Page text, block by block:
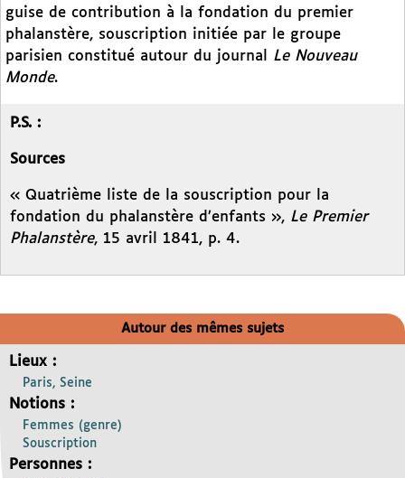
guise de contribution à la fondation du premier
phalanstère, souscription initiée par le groupe
parisien constitué autour du journal Le Nouveau
Monde.
P.S. :
Sources
« Quatrième liste de la souscription pour la
fondation du phalanstère d’enfants », Le Premier
Phalanstère, 15 avril 1841, p. 4.
Autour des mêmes sujets
Lieux :
Paris, Seine
Notions :
Femmes (genre)
Souscription
Personnes :